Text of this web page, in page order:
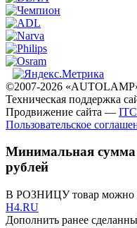
©2007-2026
Техническая поддержка
Продвижение сайта —
Пользовательское
Минимальная сумма
рублей
В РОЗНИЦУ товар можно
H4.RU
Дополнить ранее